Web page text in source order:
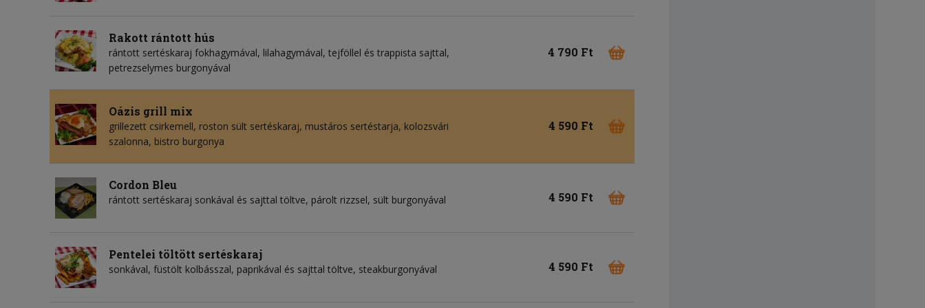
Rakott rántott hús
rántott sertéskaraj fokhagymával, lilahagymával, tejföllel és trappista sajttal,
petrezselymes burgonyával
4 790 Ft
Oázis grill mix
grillezett csirkemell, roston sült sertéskaraj, mustáros sertéstarja, kolozsvári
szalonna, bistro burgonya
4 590 Ft
Cordon Bleu
rántott sertéskaraj sonkával és sajttal töltve, párolt rizzsel, sült burgonyával 4 590 Ft
Pentelei töltött sertéskaraj
sonkával, füstölt kolbásszal, paprikával és sajttal töltve, steakburgonyával 4 590 Ft